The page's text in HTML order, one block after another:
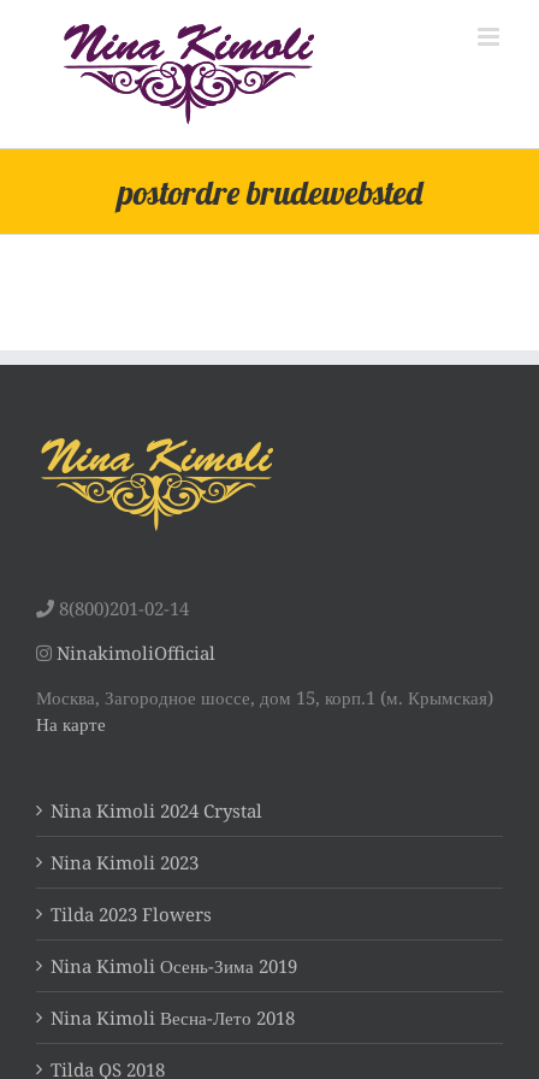
postordre brudewebsted
8(800)201-02-14
NinakimoliOfficial
Москва, Загородное шоссе, дом 15, корп.1 (м. Крымская)
На карте
Nina Kimoli 2024 Crystal
Nina Kimoli 2023
Tilda 2023 Flowers
Nina Kimoli Осень-Зима 2019
Nina Kimoli Весна-Лето 2018
Tilda QS 2018